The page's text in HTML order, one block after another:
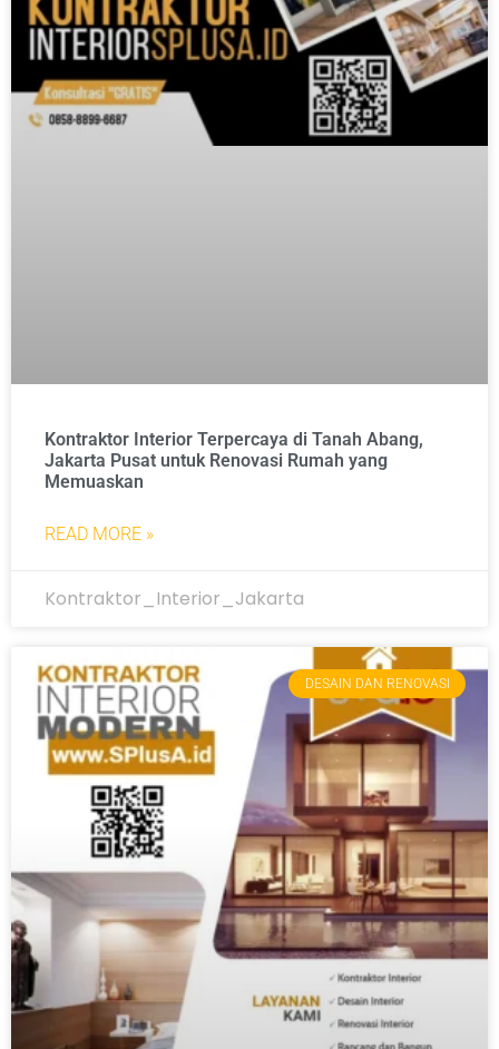
Kontraktor Interior Terpercaya di Tanah Abang,
Jakarta Pusat untuk Renovasi Rumah yang
Memuaskan
READ MORE »
Kontraktor_Interior_Jakarta
DESAIN DAN RENOVASI